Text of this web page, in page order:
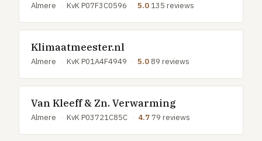
Almere · KvK P07F3C0596 · 5.0 135 reviews
Klimaatmeester.nl
Almere · KvK P01A4F4949 · 5.0 89 reviews
Van Kleeff & Zn. Verwarming
Almere · KvK P03721C85C · 4.779 reviews